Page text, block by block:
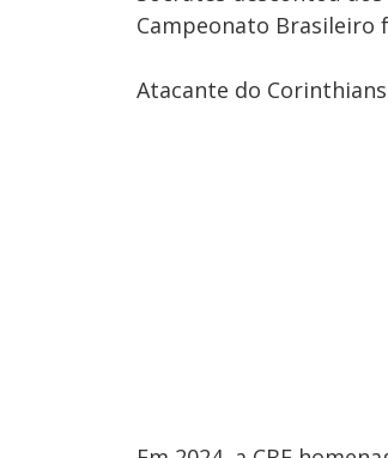
Campeonato Brasileiro
Atacante do